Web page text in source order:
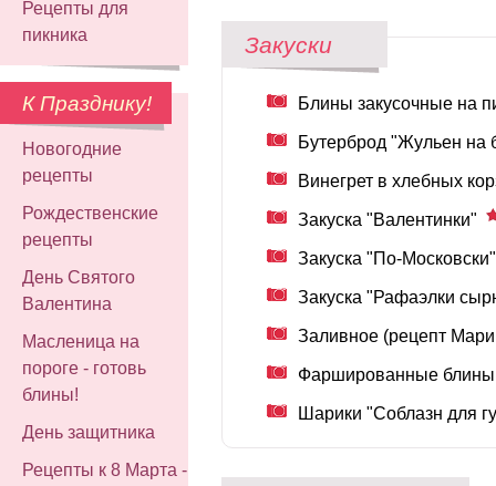
Рецепты для
пикника
К Празднику!
Новогодние
рецепты
Рождественские
рецепты
День Святого
Валентина
Масленица на
пороге - готовь
блины!
День защитника
Рецепты к 8 Марта -
Закуски
Блины закусочные на
Бутерброд "Жульен на
Винегрет в хлебных
Закуска "Валентинки"
Закуска "По-Московски"
Закуска "Рафаэлки
Заливное (рецепт
Фаршированные блины
Шарики "Соблазн для